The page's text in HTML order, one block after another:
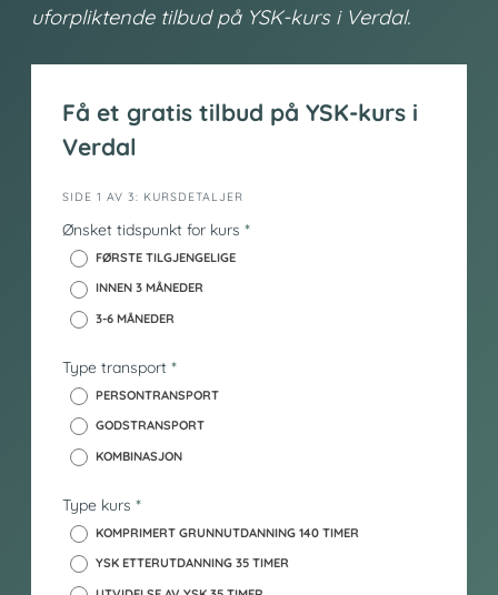
uforpliktende tilbud på YSK-kurs i Verdal.
Få et gratis tilbud på YSK-kurs i
Verdal
i
n
o
_
SIDE 1 AV 3: KURSDETALJER
Ønsket tidspunkt for kurs *
FØRSTE TILGJENGELIGE
INNEN 3 MÅNEDER
3-6 MÅNEDER
Type transport *
PERSONTRANSPORT
GODSTRANSPORT
KOMBINASJON
Type kurs *
KOMPRIMERT GRUNNUTDANNING 140 TIMER
YSK ETTERUTDANNING 35 TIMER